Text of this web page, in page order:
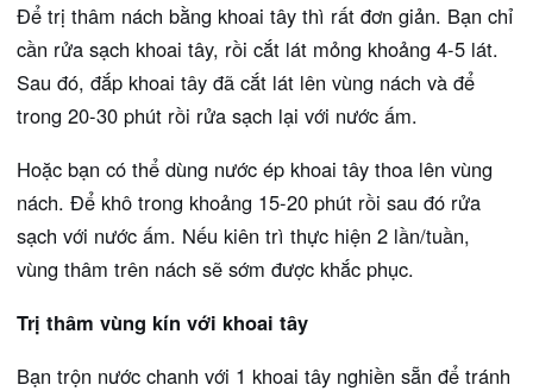
Để trị thâm nách bằng khoai tây thì rất đơn giản. Bạn chỉ
cần rửa sạch khoai tây, rồi cắt lát mỏng khoảng 4-5 lát.
Sau đó, đắp khoai tây đã cắt lát lên vùng nách và để
trong 20-30 phút rồi rửa sạch lại với nước ấm.
Hoặc bạn có thể dùng nước ép khoai tây thoa lên vùng
nách. Để khô trong khoảng 15-20 phút rồi sau đó rửa
sạch với nước ấm. Nếu kiên trì thực hiện 2 lần/tuần,
vùng thâm trên nách sẽ sớm được khắc phục.
Trị thâm vùng kín với khoai tây
Bạn trộn nước chanh với 1 khoai tây nghiền sẵn để tránh